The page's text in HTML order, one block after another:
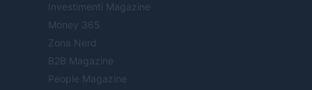
Investimenti Magazine
Money 365
Zona Nerd
B2B Magazine
People Magazine